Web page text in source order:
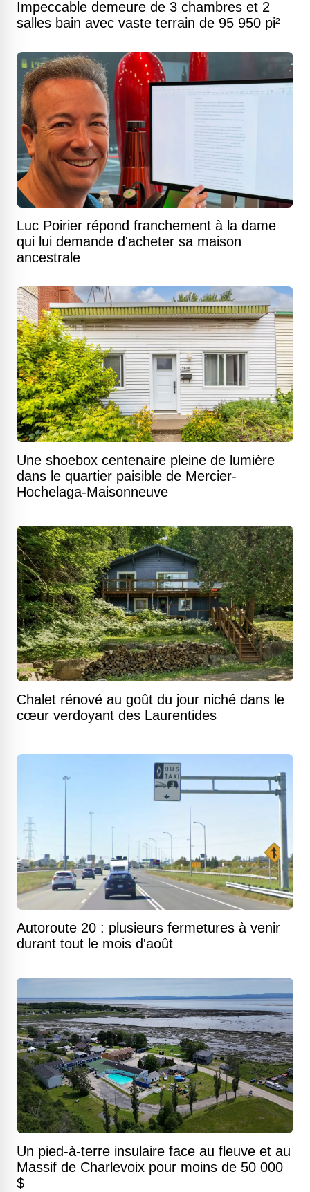
Impeccable demeure de 3 chambres et 2
salles bain avec vaste terrain de 95 950 pi²
Luc Poirier répond franchement à la dame
qui lui demande d'acheter sa maison
ancestrale
Une shoebox centenaire pleine de lumière
dans le quartier paisible de Mercier-
Hochelaga-Maisonneuve
Chalet rénové au goût du jour niché dans le
cœur verdoyant des Laurentides
Autoroute 20 : plusieurs fermetures à venir
durant tout le mois d'août
Un pied-à-terre insulaire face au fleuve et au
Massif de Charlevoix pour moins de 50 000
$